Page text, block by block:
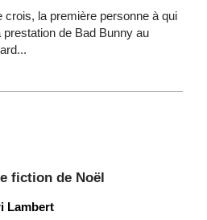
crois, la première personne à qui
de Bad Bunny au
fiction de Noël
Lambert